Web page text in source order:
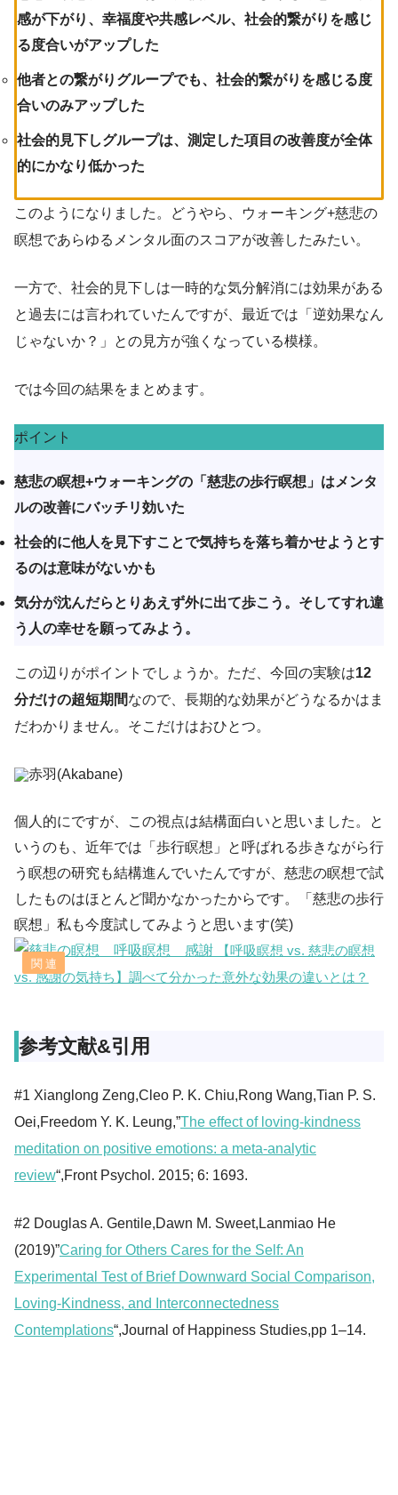
感が下がり、幸福度や共感レベル、社会的繋がりを感じ
る度合いがアップした
他者との繋がりグループでも、社会的繋がりを感じる度
合いのみアップした
社会的見下しグループは、測定した項目の改善度が全体
的にかなり低かった
このようになりました。どうやら、ウォーキング+慈悲の
瞑想であらゆるメンタル面のスコアが改善したみたい。
一方で、社会的見下しは一時的な気分解消には効果がある
と過去には言われていたんですが、最近では「逆効果なん
じゃないか？」との見方が強くなっている模様。
では今回の結果をまとめます。
ポイント
慈悲の瞑想+ウォーキングの「慈悲の歩行瞑想」はメンタ
ルの改善にバッチリ効いた
社会的に他人を見下すことで気持ちを落ち着かせようとす
るのは意味がないかも
気分が沈んだらとりあえず外に出て歩こう。そしてすれ違
う人の幸せを願ってみよう。
この辺りがポイントでしょうか。ただ、今回の実験は12
分だけの超短期間なので、長期的な効果がどうなるかはま
だわかりません。そこだけはおひとつ。
赤羽(Akabane)
個人的にですが、この視点は結構面白いと思いました。と
いうのも、近年では「歩行瞑想」と呼ばれる歩きながら行
う瞑想の研究も結構進んでいたんですが、慈悲の瞑想で試
したものはほとんど聞かなかったからです。「慈悲の歩行
瞑想」私も今度試してみようと思います(笑)
【呼吸瞑想 vs. 慈悲の瞑想
vs. 感謝の気持ち】調べて分かった意外な効果の違いとは？
参考文献&引用
#1 Xianglong Zeng,Cleo P. K. Chiu,Rong Wang,Tian P. S.
Oei,Freedom Y. K. Leung,”The effect of loving-kindness
meditation on positive emotions: a meta-analytic
review“,Front Psychol. 2015; 6: 1693.
#2 Douglas A. Gentile,Dawn M. Sweet,Lanmiao He
(2019)”Caring for Others Cares for the Self: An
Experimental Test of Brief Downward Social Comparison,
Loving-Kindness, and Interconnectedness
Contemplations“,Journal of Happiness Studies,pp 1–14.